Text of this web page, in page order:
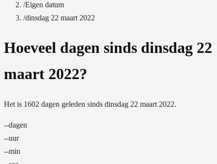
/Eigen datum
/dinsdag 22 maart 2022
Hoeveel dagen sinds dinsdag 22
maart 2022?
Het is 1602 dagen geleden sinds dinsdag 22 maart 2022.
--dagen
--uur
--min